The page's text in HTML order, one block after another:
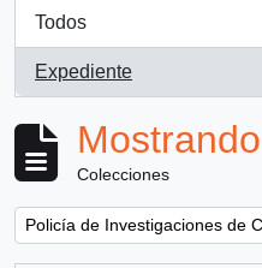
Todos
Expediente
, 1 resultados
Colecciones
Remove filter:
Policía de Investigaciones de